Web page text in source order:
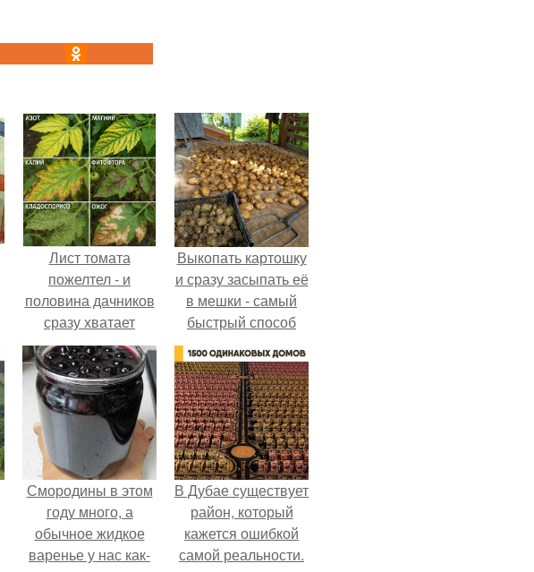
Лист томата
пожелтел - и
половина дачников
сразу хватает
удобрение.
Выкопать картошку
и сразу засыпать её
в мешки - самый
быстрый способ
спрятать вместе с
урожаем гниль,
порезы и больные
клубни.
Смородины в этом
году много, а
обычное жидкое
варенье у нас как-
В Дубае существует
район, который
кажется ошибкой
самой реальности.